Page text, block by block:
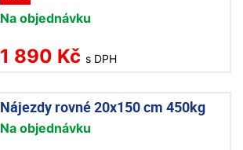
Na objednávku
1 890 Kč s DPH
Nájezdy rovné 20x150 cm 450kg
Na objednávku